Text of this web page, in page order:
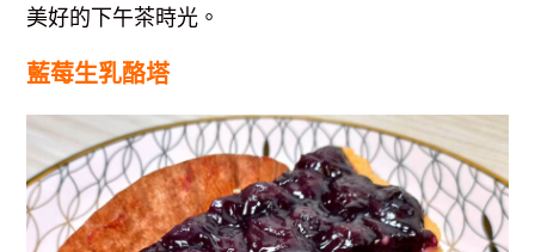
美好的下午茶時光。
藍莓生乳酪塔